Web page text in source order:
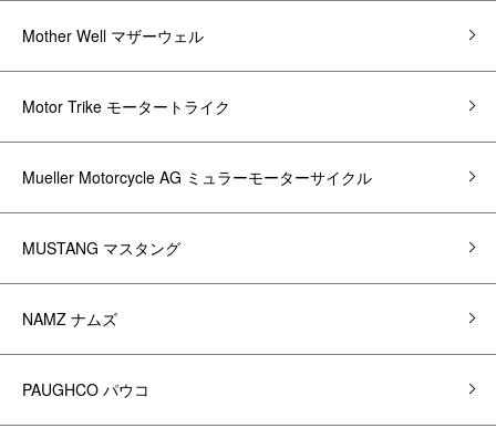
Mother Well マザーウェル
Motor Trike モータートライク
Mueller Motorcycle AG ミュラーモーターサイクル
MUSTANG マスタング
NAMZ ナムズ
PAUGHCO パウコ